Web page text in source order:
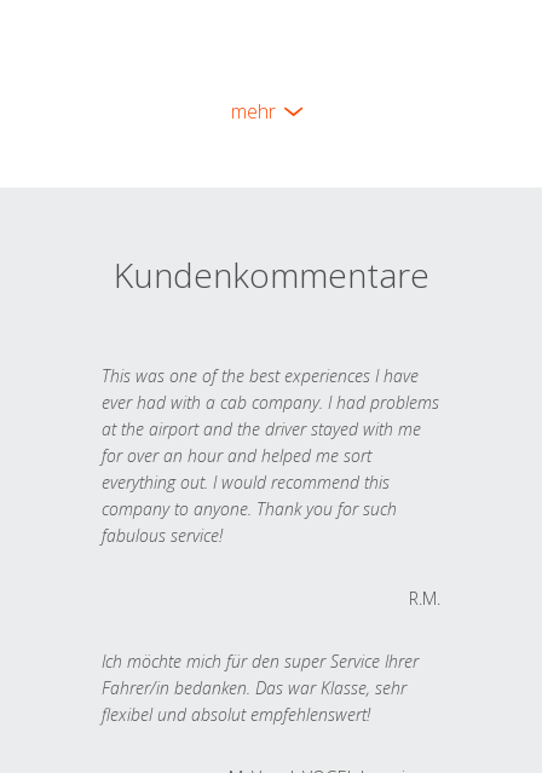
mehr
Kundenkommentare
This was one of the best experiences I have
ever had with a cab company. I had problems
at the airport and the driver stayed with me
for over an hour and helped me sort
everything out. I would recommend this
company to anyone. Thank you for such
fabulous service!
R.M.
Ich möchte mich für den super Service Ihrer
Fahrer/in bedanken. Das war Klasse, sehr
flexibel und absolut empfehlenswert!